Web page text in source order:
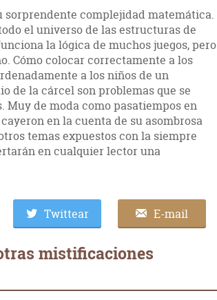
sorprendente complejidad matemática.
el universo de las estructuras de
la lógica de muchos juegos, pero
Cómo colocar correctamente a los
a los niños de un
de la cárcel son problemas que se
de moda como pasatiempos en
en la cuenta de su asombrosa
temas expuestos con la siempre
en cualquier lector una
Twittear E-mail
mistificaciones